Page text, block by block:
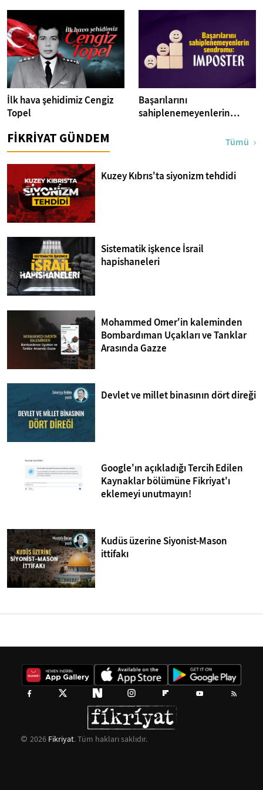
İlk hava şehidimiz Cengiz
Topel
Başarılarını
sahiplenemeyenlerin
FİKRİYAT GÜNDEM Tümü
Kuzey Kıbrıs'ta siyonizm tehdidi
Sistematik işkence İsrail
hapishaneleri
Mohammed Omer'in kaleminden
Bombardıman Uçakları ve Tanklar
Arasında Gazze
Devlet ve millet binasının dört direği
Google'ın açıkladığı Tercih Edilen
Kaynaklar bölümüne Fikriyat'ı
eklemeyi unutmayın!
Kudüs üzerine Siyonist-Mason
ittifakı
2026 Fikriyat. Tüm hakları saklıdır.